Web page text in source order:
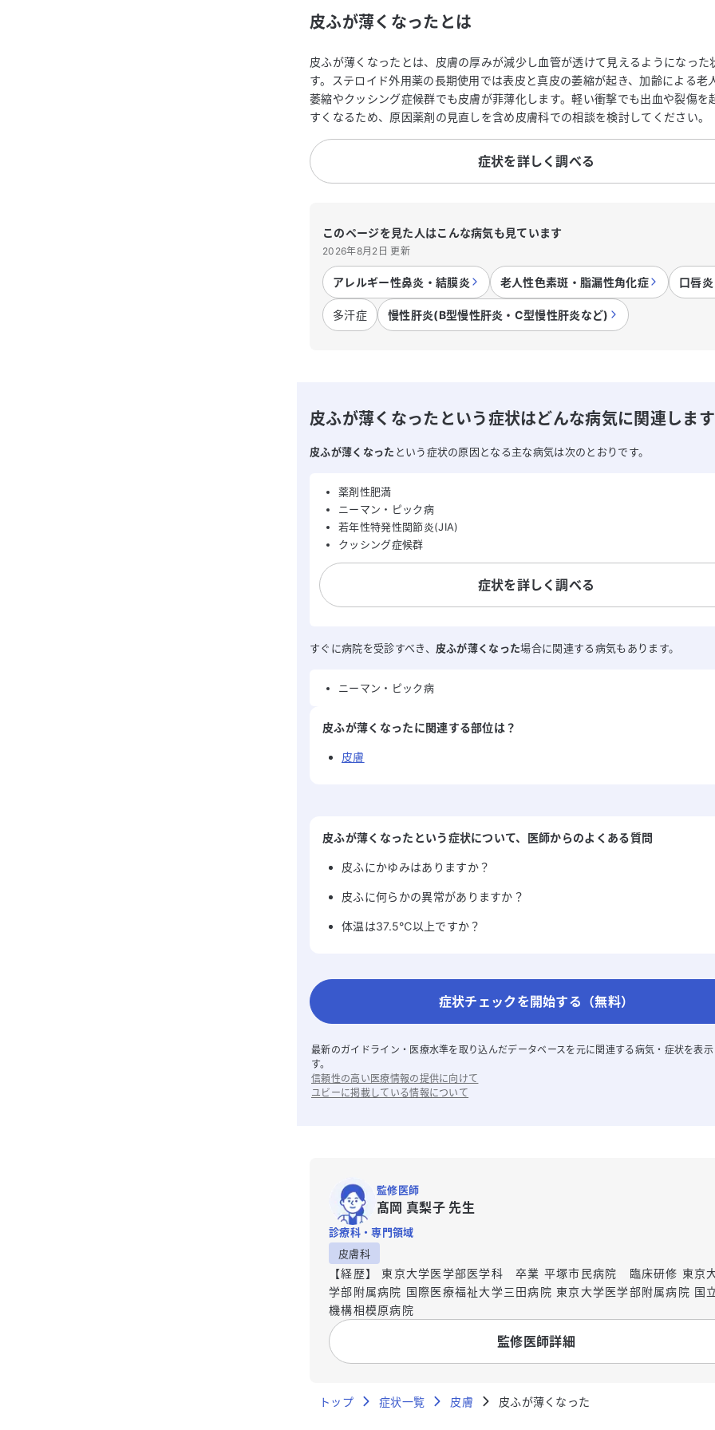
皮ふが薄くなった とは
皮ふが薄くなったとは、皮膚の厚みが減少し血管が透けて見えるようになった
す。ステロイド外用薬の長期使用では表皮と真皮の萎縮が起き、加齢による老
萎縮やクッシング症候群でも皮膚が菲薄化します。軽い衝撃でも出血や裂傷を
すくなるため、原因薬剤の見直しを含め皮膚科での相談を検討してください。
症状を詳しく調べる
このページを見た人はこんな病気も見ています
2026年8月2日 更新
アレルギー性鼻炎・結膜炎 老人性色素斑・脂漏性角化症 口唇炎
多汗症 慢性肝炎(B型慢性肝炎・C型慢性肝炎など)
皮ふが薄くなったという症状はどんな病気に関連しま
皮ふが薄くなった という症状の原因となる主な病気は次のとおりです。
薬剤性肥満
ニーマン・ピック病
若年性特発性関節炎(JIA)
クッシング症候群
症状を詳しく調べる
すぐに病院を受診すべき、 皮ふが薄くなった場合に関連する病気もあります。
ニーマン・ピック病
皮ふが薄くなったに関連する部位は？
皮膚
皮ふが薄くなった という症状について、医師からのよくある質問
皮ふにかゆみはありますか？
皮ふに何らかの異常がありますか？
体温は37.5℃以上ですか？
症状チェックを開始する（無料）
最新のガイドライン・医療水準を取り込んだデータベースを元に関連する病気・症状を表
す。
信頼性の高い医療情報の提供に向けて
ユビーに掲載している情報について
監修医師
髙岡 真梨子 先生
診療科・専門領域
皮膚科
【経歴】 東京大学医学部医学科 卒業 平塚市民病院 臨床研修 東京
学部附属病院 国際医療福祉大学三田病院 東京大学医学部附属病院 国
機構相模原病院
監修医師詳細
トップ 症状一覧 皮膚 皮ふが薄くなった